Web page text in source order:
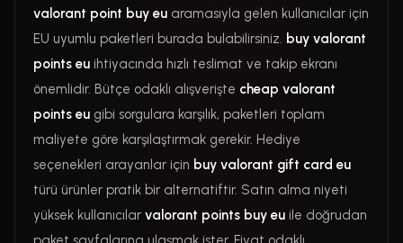
valorant point buy eu aramasıyla gelen kullanıcılar için
EU uyumlu paketleri burada bulabilirsiniz. buy valorant
points eu ihtiyacında hızlı teslimat ve takip ekranı
önemlidir. Bütçe odaklı alışverişte cheap valorant
points eu gibi sorgulara karşılık, paketleri toplam
maliyete göre karşılaştırmak gerekir. Hediye
seçenekleri arayanlar için buy valorant gift card eu
türü ürünler pratik bir alternatiftir. Satın alma niyeti
yüksek kullanıcılar valorant points buy eu ile doğrudan